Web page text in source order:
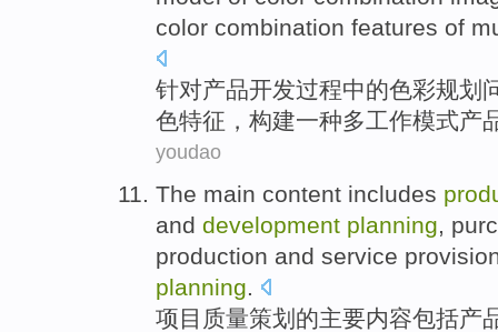
color combination features of
针对产品开发过程中的色彩规划
色特征 ， 构建一种多工作模式产
youdao
The main content includes
and development planning,
production and service
planning.
项目 质量策划 的主要内容包括产